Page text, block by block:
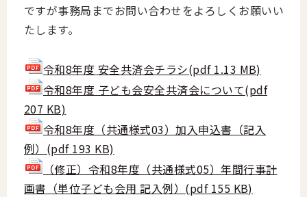
ですが事務局までお問い合わせをよろしくお願いい
たします。
令和8年度 安全共済会チラシ(pdf 1.13 MB)
令和8年度 子ども会安全共済会について(pdf
207 KB)
令和8年度（共通様式03）加入申込書（記入
例）(pdf 193 KB)
（修正）令和8年度（共通様式05）年間行事計
画書（単位子ども会用 記入例）(pdf 155 KB)